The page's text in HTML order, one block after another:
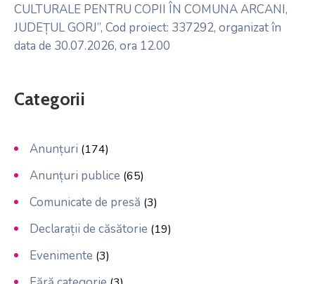
CULTURALE PENTRU COPII ÎN COMUNA ARCANI,
JUDEȚUL GORJ”, Cod proiect: 337292, organizat în
data de 30.07.2026, ora 12.00
Categorii
Anunțuri (174)
Anunțuri publice (65)
Comunicate de presă (3)
Declarații de căsătorie (19)
Evenimente (3)